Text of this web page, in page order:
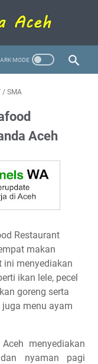
/ SMA
Aceh
Restaurant
makan
ini menyediakan
ikan lele, pecel
goreng serta
juga menu ayam
menyediakan
nyaman pagi